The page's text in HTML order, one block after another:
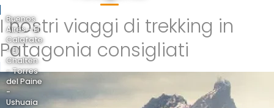
I nostri viaggi di trekking in
Patagonia consigliati
Buenos
Aires - El
Calafate
- El
Chaltén
- Torres
del Paine
-
Ushuaia